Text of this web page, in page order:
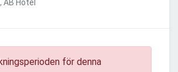
AB Hotel
för denna